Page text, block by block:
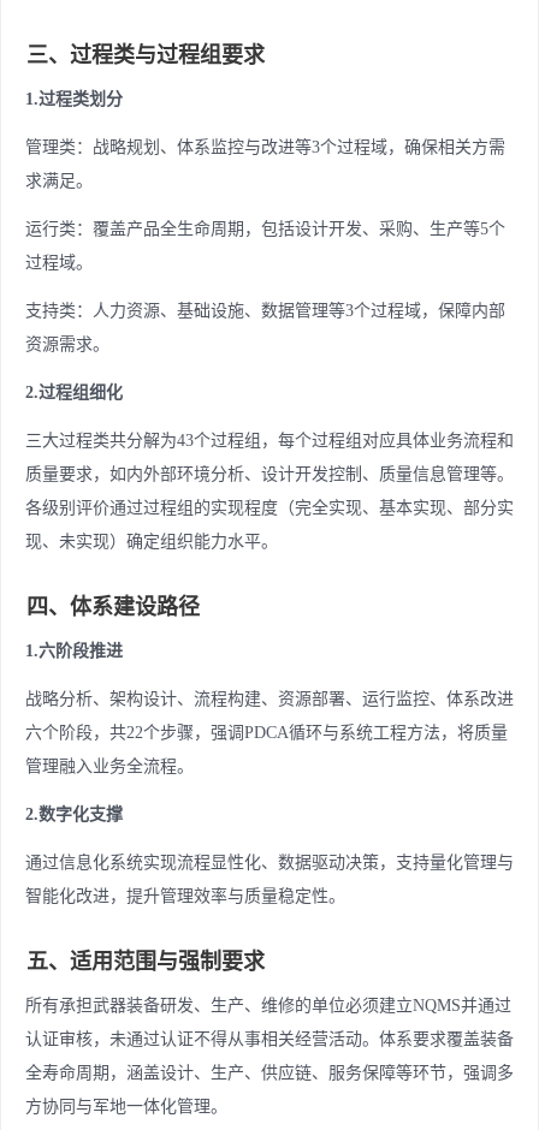
三、过程类与过程组要求
1.过程类划分
管理类：战略规划、体系监控与改进等3个过程域，确保相关方需
求满足。
运行类：覆盖产品全生命周期，包括设计开发、采购、生产等5个
过程域。
支持类：人力资源、基础设施、数据管理等3个过程域，保障内部
资源需求。
2.过程组细化
三大过程类共分解为43个过程组，每个过程组对应具体业务流程和
质量要求，如内外部环境分析、设计开发控制、质量信息管理等。
各级别评价通过过程组的实现程度（完全实现、基本实现、部分实
现、未实现）确定组织能力水平。
四、体系建设路径
1.六阶段推进
战略分析、架构设计、流程构建、资源部署、运行监控、体系改进
六个阶段，共22个步骤，强调PDCA循环与系统工程方法，将质量
管理融入业务全流程。
2.数字化支撑
通过信息化系统实现流程显性化、数据驱动决策，支持量化管理与
智能化改进，提升管理效率与质量稳定性。
五、适用范围与强制要求
所有承担武器装备研发、生产、维修的单位必须建立NQMS并通过
认证审核，未通过认证不得从事相关经营活动。体系要求覆盖装备
全寿命周期，涵盖设计、生产、供应链、服务保障等环节，强调多
方协同与军地一体化管理。